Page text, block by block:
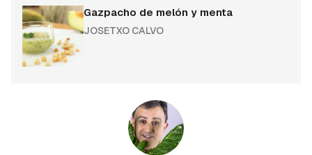
Gazpacho de melón y menta
JOSETXO CALVO